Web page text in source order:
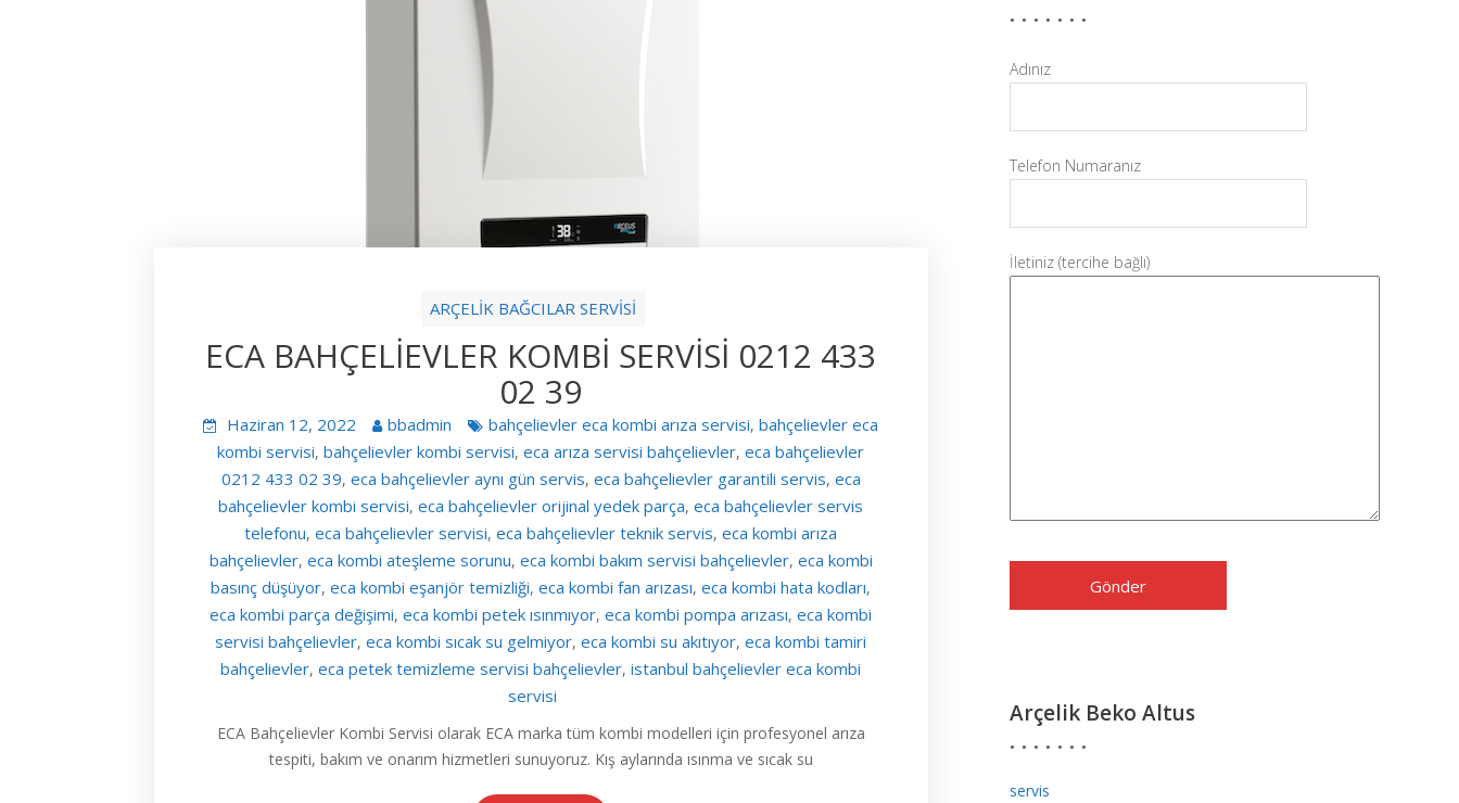
ARÇELİK BAĞCILAR SERVİSİ
ECA BAHÇELİEVLER KOMBİ SERVİSİ 0212 433
02 39
Haziran 12, 2022 bbadmin bahçelievler eca kombi arıza servisi,bahçelievler eca
kombi servisi,bahçelievler kombi servisi,eca arıza servisi bahçelievler,eca bahçelievler
0212 433 02 39, eca bahçelievler aynı gün servis, eca bahçelievler garantili servis, eca
bahçelievler kombi servisi,eca bahçelievler orijinal yedek parça,eca bahçelievler servis
telefonu,eca bahçelievler servisi,eca bahçelievler teknik servis,eca kombi arıza
bahçelievler, eca kombi ateşleme sorunu, eca kombi bakım servisi bahçelievler, eca kombi
basınç düşüyor,eca kombi eşanjör temizliği,eca kombi fan arızası,eca kombi hata kodları,
eca kombi parça değişimi,eca kombi petek ısınmıyor,eca kombi pompa arızası,eca kombi
servisi bahçelievler,eca kombi sıcak su gelmiyor,eca kombi su akıtıyor,eca kombi tamiri
bahçelievler,eca petek temizleme servisi bahçelievler,istanbul bahçelievler eca kombi
servisi
ECA Bahçelievler Kombi Servisi olarak ECA marka tüm kombi modelleri için profesyonel arıza
tespiti, bakım ve onarım hizmetleri sunuyoruz. Kış aylarında ısınma ve sıcak su
Adınız
Telefon Numaranız
İletiniz (tercihe bağlı)
Arçelik Beko Altus
servis